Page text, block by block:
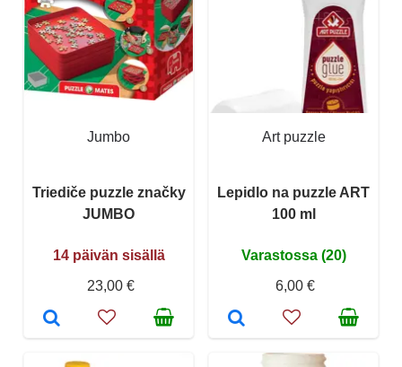
Jumbo
Triediče puzzle značky
JUMBO
14 päivän sisällä
23,00 €
Art puzzle
Lepidlo na puzzle ART
100 ml
Varastossa (20)
6,00 €